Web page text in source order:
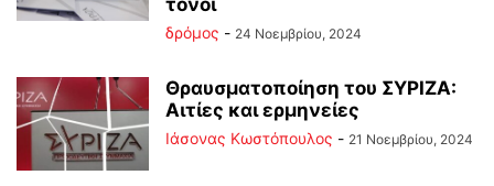
τόνοι
δρόμος - 24 Νοεμβρίου, 2024
Θραυσματοποίηση του ΣΥΡΙΖΑ:
Αιτίες και ερμηνείες
Ιάσονας Κωστόπουλος - 21 Νοεμβρίου, 2024